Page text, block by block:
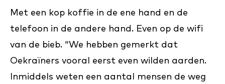
Met een kop koffie in de ene hand en de
telefoon in de andere hand. Even op de wifi
van de bieb. “We hebben gemerkt dat
Oekraïners vooral eerst even wilden aarden.
Inmiddels weten een aantal mensen de weg